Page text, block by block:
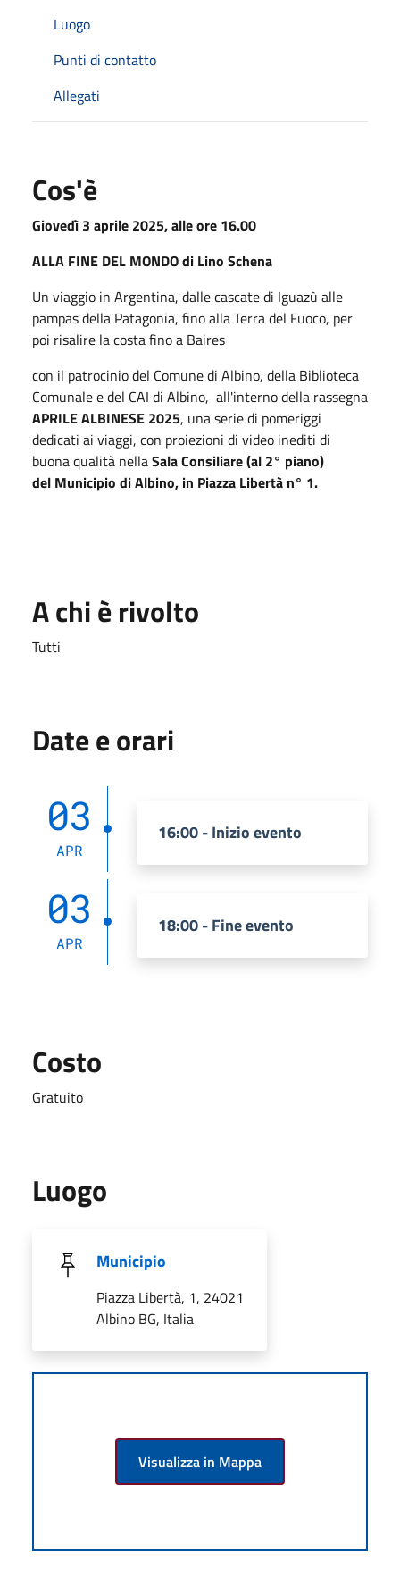
Luogo
Punti di contatto
Allegati
Cos'è
Giovedì 3 aprile 2025, alle ore 16.00
ALLA FINE DEL MONDO di Lino Schena
Un viaggio in Argentina, dalle cascate di Iguazù alle
pampas della Patagonia, fino alla Terra del Fuoco, per
poi risalire la costa fino a Baires
con il patrocinio del Comune di Albino, della Biblioteca
Comunale e del CAI di Albino, all'interno della rassegna
APRILE ALBINESE 2025, una serie di pomeriggi
dedicati ai viaggi, con proiezioni di video inediti di
buona qualità nellaSala Consiliare (al 2° piano)
del Municipio di Albino, in Piazza Libertà n° 1.
A chi è rivolto
Tutti
Date e orari
03
APR
16:00 - Inizio evento
03
APR
18:00 - Fine evento
Costo
Gratuito
Luogo
Municipio
Piazza Libertà, 1, 24021
Albino BG, Italia
Visualizza in Mappa